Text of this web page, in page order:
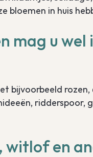
bloemen in huis
mag u
bijvoorbeeld
witlof en